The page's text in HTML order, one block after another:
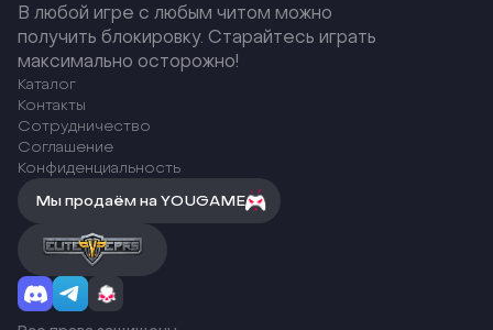
В любой игре с любым читом можно
получить блокировку. Старайтесь играть
максимально осторожно!
Каталог
Контакты
Сотрудничество
Соглашение
Конфиденциальность
Мы продаём на YOUGAME